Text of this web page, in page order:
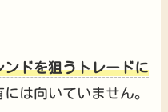
ンドを狙うトレードに
は向いていません。